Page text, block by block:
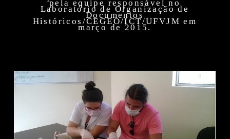
pela equipe responsável no
Laboratório de Organização de
Documentos
Históricos/CEGEO/ICT/UFVJM em
março de 2015.